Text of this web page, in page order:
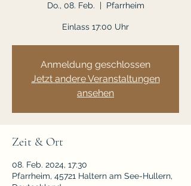
Do., 08. Feb.
  |
Pfarrheim
Einlass 17:00 Uhr
Anmeldung geschlossen
Jetzt andere Veranstaltungen
ansehen
Zeit & Ort
08. Feb. 2024, 17:30
Pfarrheim, 45721 Haltern am See-Hullern,